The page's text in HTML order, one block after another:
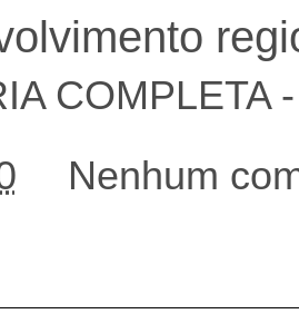
COMPLETA
Nenhum